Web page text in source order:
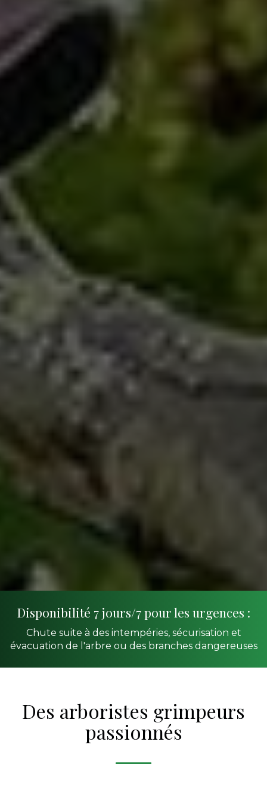
Disponibilité 7 jours/7 pour les urgences :
Chute suite à des intempéries, sécurisation et
évacuation de l'arbre ou des branches dangereuses
Des arboristes grimpeurs
passionnés